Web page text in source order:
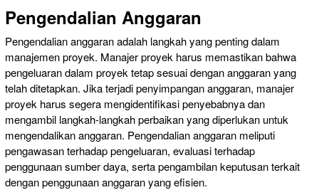
Pengendalian Anggaran
Pengendalian anggaran adalah langkah yang penting dalam
manajemen proyek. Manajer proyek harus memastikan bahwa
pengeluaran dalam proyek tetap sesuai dengan anggaran yang
telah ditetapkan. Jika terjadi penyimpangan anggaran, manajer
proyek harus segera mengidentifikasi penyebabnya dan
mengambil langkah-langkah perbaikan yang diperlukan untuk
mengendalikan anggaran. Pengendalian anggaran meliputi
pengawasan terhadap pengeluaran, evaluasi terhadap
penggunaan sumber daya, serta pengambilan keputusan terkait
dengan penggunaan anggaran yang efisien.